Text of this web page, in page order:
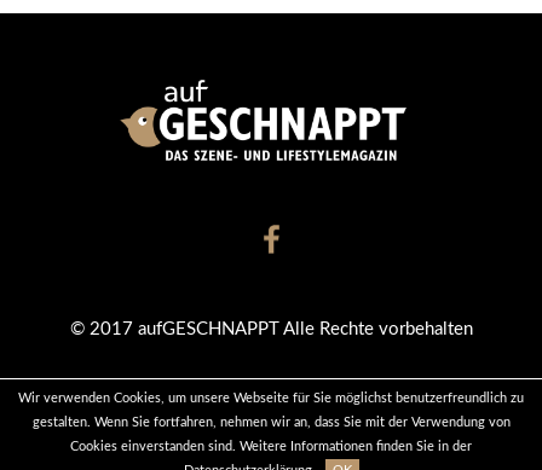
Wir verwenden Cookies, um unsere Webseite für Sie möglichst benutzerfreundlich zu
gestalten. Wenn Sie fortfahren, nehmen wir an, dass Sie mit der Verwendung von
Cookies einverstanden sind. Weitere Informationen finden Sie in der
© 2017 aufGESCHNAPPT Alle Rechte vorbehalten
KONTAKT DATENSCHUTZ IMPRESSUM